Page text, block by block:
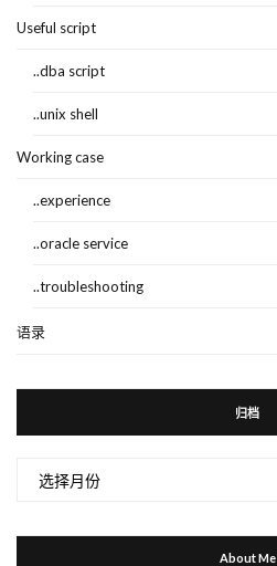
Useful script
..dba script
..unix shell
Working case
..experience
..oracle service
..troubleshooting
语录
归档
About Me